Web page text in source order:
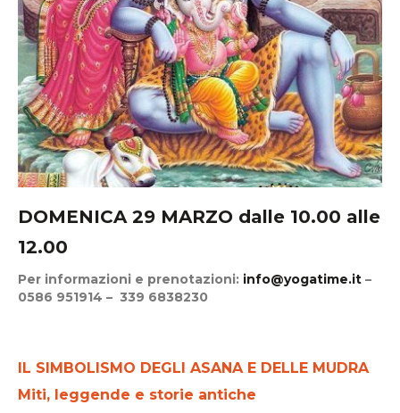
DOMENICA 29 MARZO dalle 10.00 alle
12.00
Per informazioni e prenotazioni: info@yogatime.it –
0586 951914 – 339 6838230
IL SIMBOLISMO DEGLI ASANA E DELLE MUDRA
Miti, leggende e storie antiche